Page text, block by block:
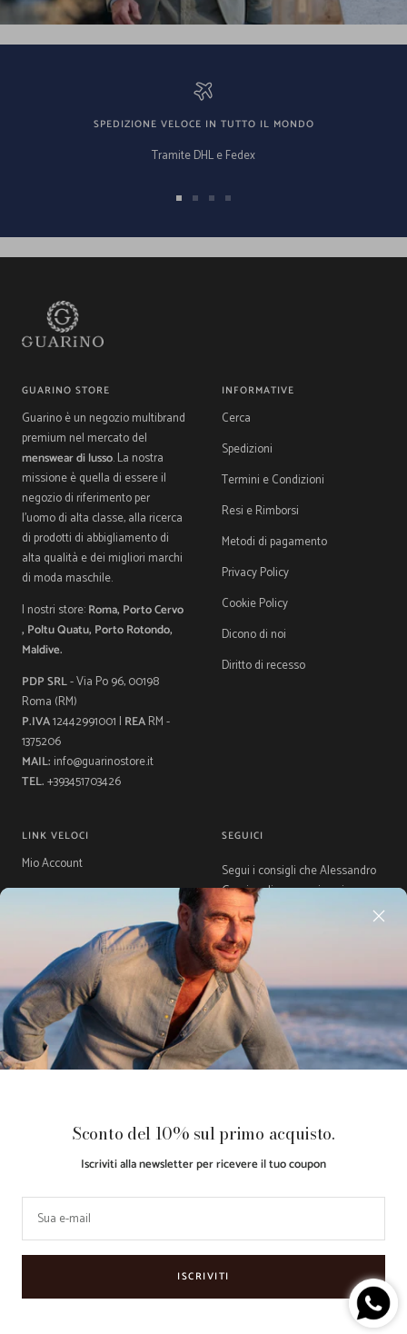
Sconto del 10% sul primo acquisto.
Iscriviti alla newsletter per ricevere il tuo coupon
Sua e-mail
ISCRIVITI
SPEDIZIONE VELOCE IN TUTTO IL MONDO
Tramite DHL e Fedex
Vai Vai Vai Vai
GUARINO STORE
Guarino è un negozio multibrand
premium nel mercato del
menswear di lusso. La nostra
missione è quella di essere il
negozio di riferimento per
l'uomo di alta classe, alla ricerca
di prodotti di abbigliamento di
alta qualità e dei migliori marchi
di moda maschile.
I nostri store:Roma, Porto Cervo
, Poltu Quatu, Porto Rotondo,
Maldive.
PDP SRL- Via Po 96, 00198
Roma (RM)
P.IVA12442991001 | REARM -
1375206
MAIL: info@guarinostore.it
TEL.+393451703426
INFORMATIVE
Cerca
Spedizioni
Termini e Condizioni
Resi e Rimborsi
Metodi di pagamento
Privacy Policy
Cookie Policy
Dicono di noi
Diritto di recesso
LINK VELOCI
Mio Account
La storia di Guarino
Gift Card
Guida Taglie
Acquista ora, Paga dopo con
Klarna
SEGUICI
Segui i consigli che Alessandro
Guarino dispensa ai suoi
followers.
geografica
Made with ♥ Retail
Le tue preferenze relative alla
Accettiamo